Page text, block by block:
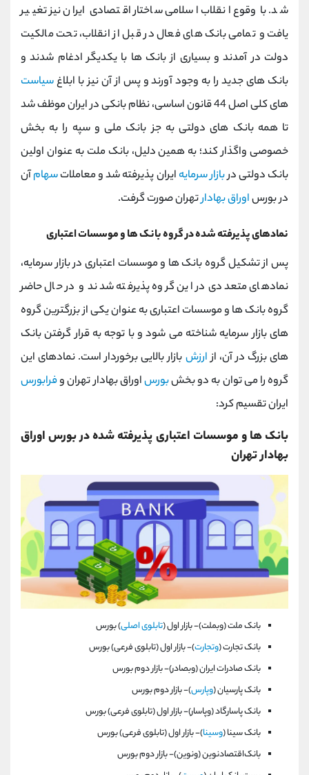
شد. با وقوع انقلاب اسلامی ساختار اقتصادی ایران نیز تغییر
یافت و تمامی بانک های فعال در قبل از انقلاب، تحت مالکیت
دولت در آمدند و بسیاری از بانک ها با یکدیگر ادغام شدند و
بانک های جدید را به وجود آورند و پس از آن نیز با ابلاغسیاست
های کلی اصل 44 قانون اساسی، نظام بانکی در ایران موظف شد
تا همه بانک های دولتی به جز بانک ملی و سپه را به بخش
خصوصی واگذار کند؛ به همین دلیل، بانک ملت به عنوان اولین
بانک دولتی دربازار سرمایه ایران پذیرفته شد و معاملاتسهامآن
در بورساوراق بهادارتهران صورت گرفت.
نمادهای پذیرفته شده در گروه بانک ها و موسسات اعتباری
پس از تشکیل گروه بانک ها و موسسات اعتباری در بازار سرمایه،
نمادهای متعددی در این گروه پذیرفته شدند و در حال حاضر
گروه بانک ها و موسسات اعتباری به عنوان یکی از بزرگترین گروه
های بازار سرمایه شناخته می شود و با توجه به قرار گرفتن بانک
های بزرگ در آن، ازارزش بازار بالایی برخوردار است. نمادهای این
گروه را می توان به دو بخشبورساوراق بهادار تهران وفرابورس
ایران تقسیم کرد:
بانک ها و موسسات اعتباری پذیرفته شده در بورس اوراق
بهادار تهران
بانک ملت (وبملت)- بازار اول (تابلوی اصلی) بورس
بانک تجارت (وتجارت)- بازار اول (تابلوی فرعی) بورس
بانک صادرات ايران (وبصادر)- بازار دوم بورس
بانک‌ پارسيان‌ (وپارس)- بازار دوم بورس
بانک پاسارگاد (وپاسار)- بازار اول (تابلوی فرعی) بورس
بانک سينا (وسينا)- بازار اول (تابلوی فرعی) بورس
بانک‌اقتصادنوين‌ (ونوين)- بازار دوم بورس